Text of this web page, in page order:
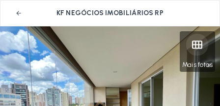
KF NEGÓCIOS IMOBILIÁRIOS RP
Mais fotos